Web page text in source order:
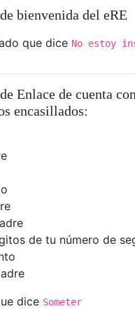
bienvenida del eRE
que dice No estoy
Enlace de cuenta
encasillados:
de tu número de
dice Someter